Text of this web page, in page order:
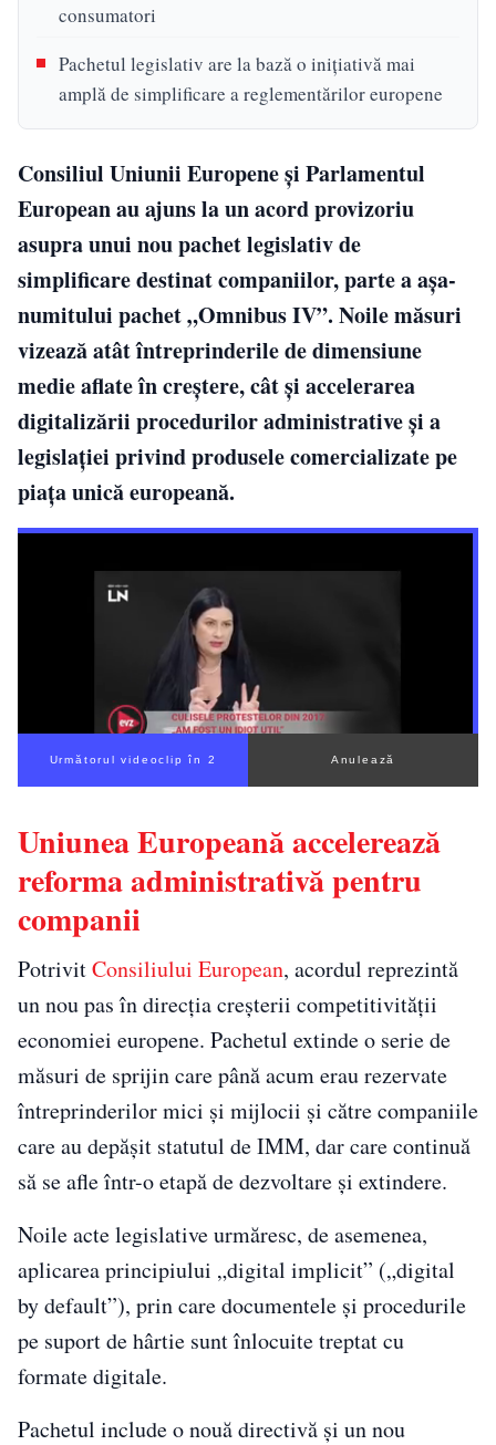
consumatori
Pachetul legislativ are la bază o inițiativă mai
amplă de simplificare a reglementărilor europene
Consiliul Uniunii Europene și Parlamentul
European au ajuns la un acord provizoriu
asupra unui nou pachet legislativ de
simplificare destinat companiilor, parte a așa-
numitului pachet „Omnibus IV”. Noile măsuri
vizează atât întreprinderile de dimensiune
medie aflate în creștere, cât și accelerarea
digitalizării procedurilor administrative și a
legislației privind produsele comercializate pe
piața unică europeană.
Următorul videoclip în 1 Anulează
Uniunea Europeană accelerează
reforma administrativă pentru
companii
PotrivitConsiliului European, acordul reprezintă
un nou pas în direcția creșterii competitivității
economiei europene. Pachetul extinde o serie de
măsuri de sprijin care până acum erau rezervate
întreprinderilor mici și mijlocii și către companiile
care au depășit statutul de IMM, dar care continuă
să se afle într-o etapă de dezvoltare și extindere.
Noile acte legislative urmăresc, de asemenea,
aplicarea principiului „digital implicit” („digital
by default”), prin care documentele și procedurile
pe suport de hârtie sunt înlocuite treptat cu
formate digitale.
Pachetul include o nouă directivă și un nou